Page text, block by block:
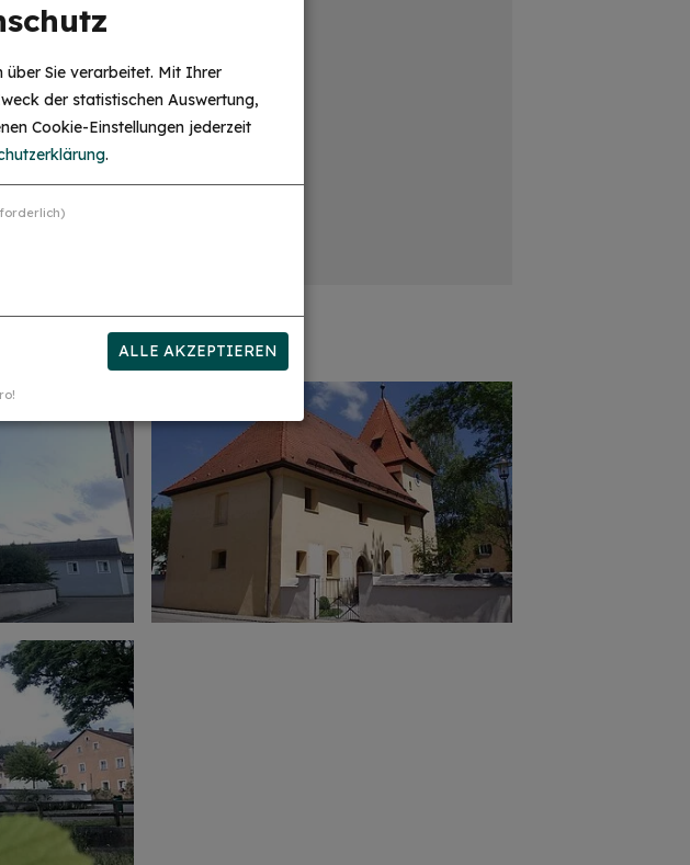
ein
über Sie verarbeitet. Mit Ihrer
der statistischen Auswertung,
Cookie-Einstellungen jederzeit
.
ALLE AKZEPTIEREN